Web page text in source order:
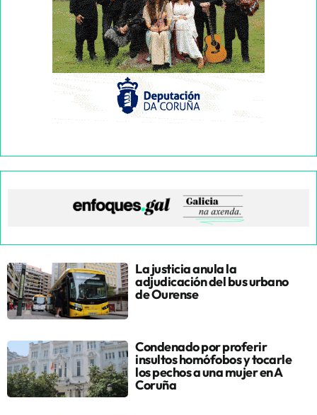
La justicia anula la
adjudicación del bus urbano
de Ourense
Condenado por proferir
insultos homófobos y tocarle
los pechos a una mujer en A
Coruña